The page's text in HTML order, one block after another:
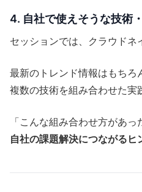
4. 自社で使えそうな技術
セッションでは、クラウドネ
最新のトレンド情報はもちろ
複数の技術を組み合わせた実
「こんな組み合わせ方があ
自社の課題解決につながるヒ